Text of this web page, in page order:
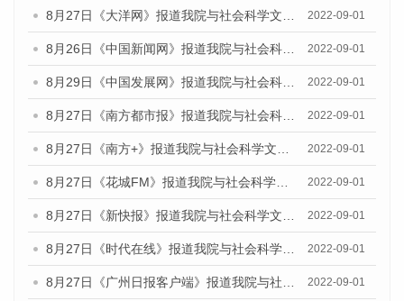
8月27日《大洋网》报道我院与社会科学文献出版社联合发布《广州蓝皮书：广州社会发展报告（2022）》的媒体采访 2022-09-01
8月26日《中国新闻网》报道我院与社会科学文献出版社联合发布《广州蓝皮书：广州社会发展报告（2022）》的媒体采访 2022-09-01
8月29日《中国发展网》报道我院与社会科学文献出版社联合发布《广州蓝皮书：广州社会发展报告(2022)》的媒体文章 2022-09-01
8月27日《南方都市报》报道我院与社会科学文献出版社联合发布《广州蓝皮书：广州社会发展报告（2022）》的媒体采访 2022-09-01
8月27日《南方+》报道我院与社会科学文献出版社联合发布《广州蓝皮书：广州社会发展报告（2022）》的媒体采访 2022-09-01
8月27日《花城FM》报道我院与社会科学文献出版社联合发布《广州蓝皮书：广州社会发展报告（2022）》的媒体采访 2022-09-01
8月27日《新快报》报道我院与社会科学文献出版社联合发布《广州蓝皮书：广州社会发展报告（2022）》的媒体采访 2022-09-01
8月27日《时代在线》报道我院与社会科学文献出版社联合发布《广州蓝皮书：广州社会发展报告（2022）》的媒体采访 2022-09-01
8月27日《广州日报客户端》报道我院与社会科学文献出版社联合发布《广州蓝皮书：广州社会发展报告（2022）》的媒体采访 2022-09-01